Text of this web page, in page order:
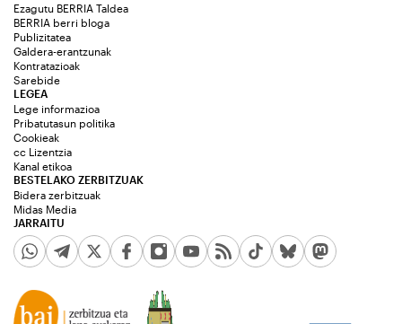
Ezagutu BERRIA Taldea
BERRIA berri bloga
Publizitatea
Galdera-erantzunak
Kontratazioak
Sarebide
JARRAITU
LEGEA
Lege informazioa
Pribatutasun politika
Cookieak
cc Lizentzia
Kanal etikoa
BESTELAKO ZERBITZUAK
Bidera zerbitzuak
Midas Media